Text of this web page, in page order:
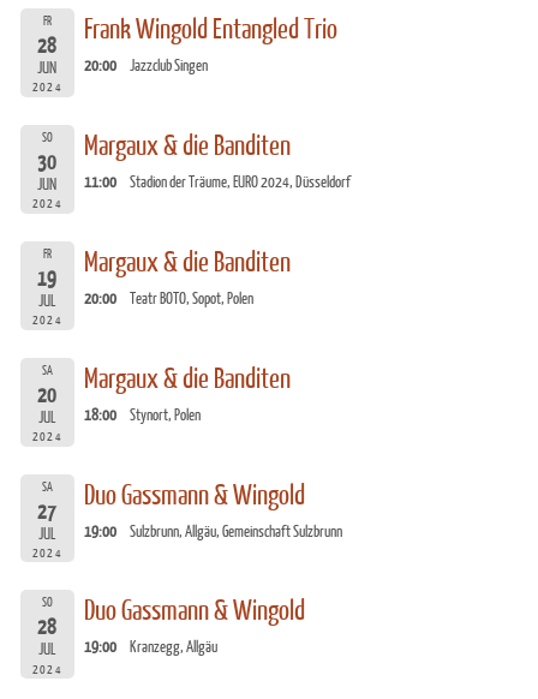
FR
28
JUN
2024
Frank Wingold Entangled Trio
20:00 Jazzclub Singen
SO
30
JUN
2024
Margaux & die Banditen
11:00 Stadion der Träume, EURO 2024, Düsseldorf
FR
19
JUL
2024
Margaux & die Banditen
20:00 Teatr BOTO, Sopot, Polen
SA
20
JUL
2024
Margaux & die Banditen
18:00 Stynort, Polen
SA
27
JUL
2024
Duo Gassmann & Wingold
19:00 Sulzbrunn, Allgäu, Gemeinschaft Sulzbrunn
SO
28
JUL
2024
Duo Gassmann & Wingold
19:00 Kranzegg, Allgäu